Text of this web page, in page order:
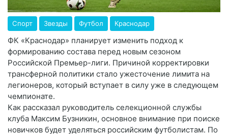
Спорт Звезды Футбол Краснодар
ФК «Краснодар» планирует изменить подход к
формированию состава перед новым сезоном
Российской Премьер-лиги. Причиной корректировки
трансферной политики стало ужесточение лимита на
легионеров, который вступает в силу уже в следующем
чемпионате.
Как рассказал руководитель селекционной службы
клуба Максим Бузникин, основное внимание при поиске
новичков будет уделяться российским футболистам. По